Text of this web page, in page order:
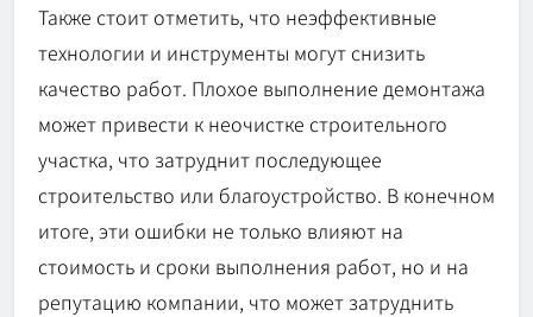
Также стоит отметить, что неэффективные
технологии и инструменты могут снизить
качество работ. Плохое выполнение демонтажа
может привести к неочистке строительного
участка, что затруднит последующее
строительство или благоустройство. В конечном
итоге, эти ошибки не только влияют на
стоимость и сроки выполнения работ, но и на
репутацию компании, что может затруднить